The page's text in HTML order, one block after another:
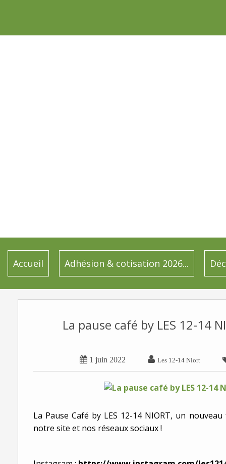
Accueil Adhésion & cotisation 2026...
La pause café by LES 12-14
 1 juin 2022  Les 12-14 Niort
La Pause Café by LES 12-14 NIORT, un
notre site et nos réseaux sociaux !